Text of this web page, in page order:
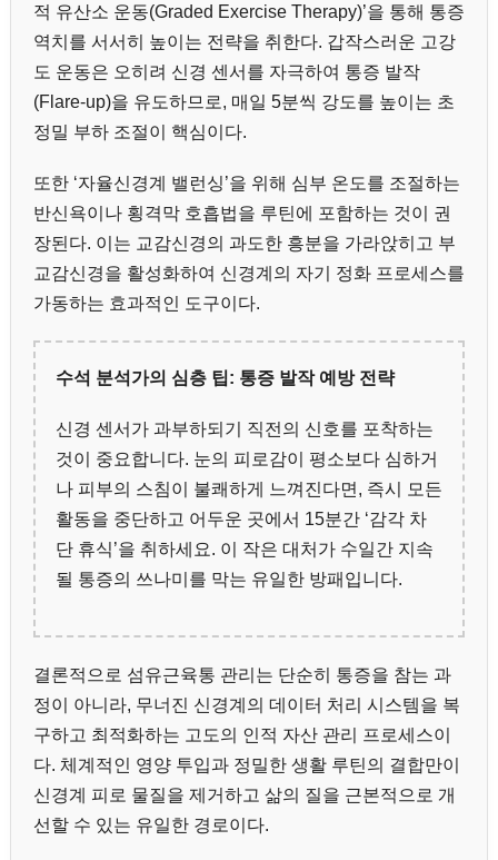
적 유산소 운동(Graded Exercise Therapy)’을 통해 통증
역치를 서서히 높이는 전략을 취한다. 갑작스러운 고강
도 운동은 오히려 신경 센서를 자극하여 통증 발작
(Flare-up)을 유도하므로, 매일 5분씩 강도를 높이는 초
정밀 부하 조절이 핵심이다.
또한 ‘자율신경계 밸런싱’을 위해 심부 온도를 조절하는
반신욕이나 횡격막 호흡법을 루틴에 포함하는 것이 권
장된다. 이는 교감신경의 과도한 흥분을 가라앉히고 부
교감신경을 활성화하여 신경계의 자기 정화 프로세스를
가동하는 효과적인 도구이다.
수석 분석가의 심층 팁: 통증 발작 예방 전략
신경 센서가 과부하되기 직전의 신호를 포착하는
것이 중요합니다. 눈의 피로감이 평소보다 심하거
나 피부의 스침이 불쾌하게 느껴진다면, 즉시 모든
활동을 중단하고 어두운 곳에서 15분간 ‘감각 차
단 휴식’을 취하세요. 이 작은 대처가 수일간 지속
될 통증의 쓰나미를 막는 유일한 방패입니다.
결론적으로 섬유근육통 관리는 단순히 통증을 참는 과
정이 아니라, 무너진 신경계의 데이터 처리 시스템을 복
구하고 최적화하는 고도의 인적 자산 관리 프로세스이
다. 체계적인 영양 투입과 정밀한 생활 루틴의 결합만이
신경계 피로 물질을 제거하고 삶의 질을 근본적으로 개
선할 수 있는 유일한 경로이다.